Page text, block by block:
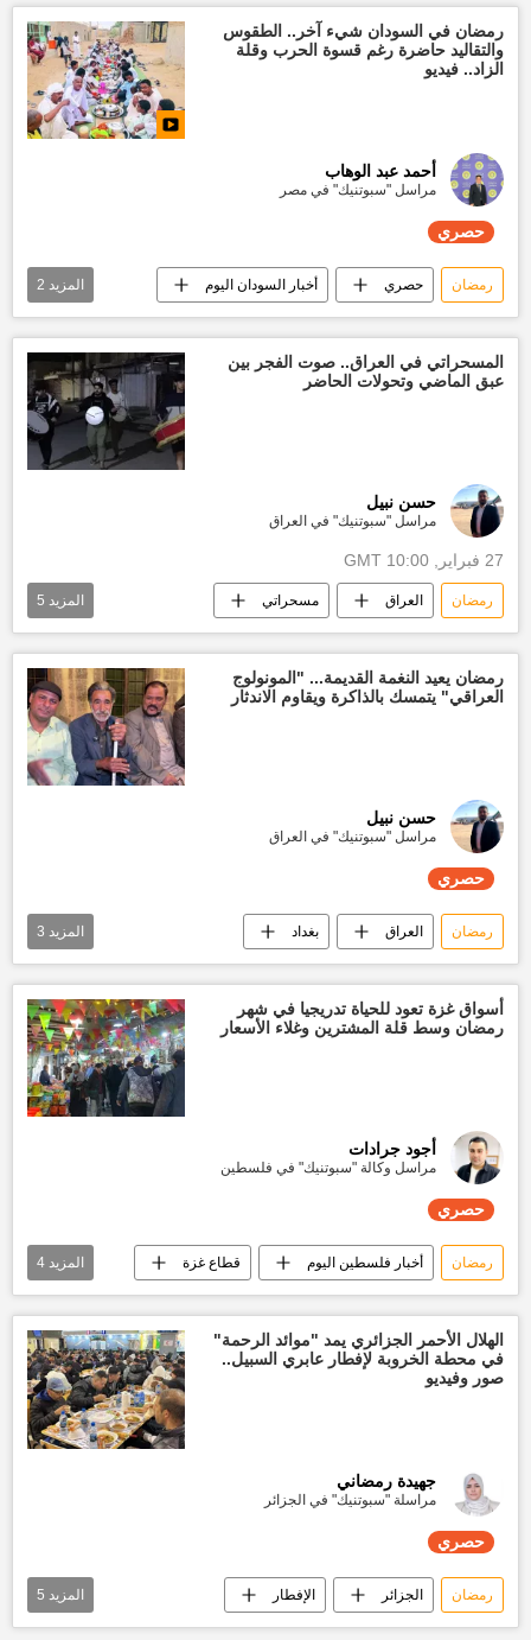
أيتام تقارير سبوتنيك
رمضان في السودان شيء آخر.. الطقوس
والتقاليد حاضرة رغم قسوة الحرب وقلة
الزاد.. فيديو
أحمد عبد الوهاب
مراسل "سبوتنيك" في مصر
حصري
رمضان حصري أخبار السودان اليوم
الجيش السوداني قوات الدعم السريع السودانية
المزيد 2
المسحراتي في العراق.. صوت الفجر بين
عبق الماضي وتحولات الحاضر
حسن نبيل
مراسل "سبوتنيك" في العراق
27 فبراير, 10:00 GMT
رمضان العراق مسحراتي
رمضان شهر الخير بغداد الصيام
تقارير سبوتنيك حصري
المزيد 5
رمضان يعيد النغمة القديمة... "المونولوج
العراقي" يتمسك بالذاكرة ويقاوم الاندثار
حسن نبيل
مراسل "سبوتنيك" في العراق
حصري
رمضان العراق بغداد
رمضان شهر الخير تقارير سبوتنيك
حصري
المزيد 3
أسواق غزة تعود للحياة تدريجيا في شهر
رمضان وسط قلة المشترين وغلاء الأسعار
أجود جرادات
مراسل وكالة "سبوتنيك" في فلسطين
حصري
رمضان أخبار فلسطين اليوم قطاع غزة
رمضان شهر الخير أسواق
تقارير سبوتنيك حصري
المزيد 4
الهلال الأحمر الجزائري يمد "موائد الرحمة"
في محطة الخروبة لإفطار عابري السبيل..
صور وفيديو
جهيدة رمضاني
مراسلة "سبوتنيك" في الجزائر
حصري
رمضان الجزائر الإفطار
رمضان شهر الخير الهلال الأحمر
المزيد 5